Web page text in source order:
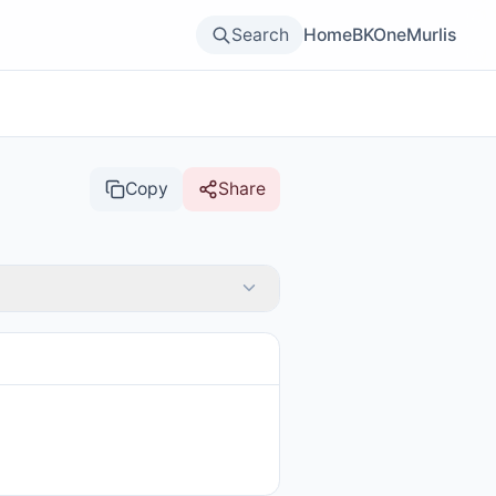
Search HomeBKOneMurlis
Copy Share